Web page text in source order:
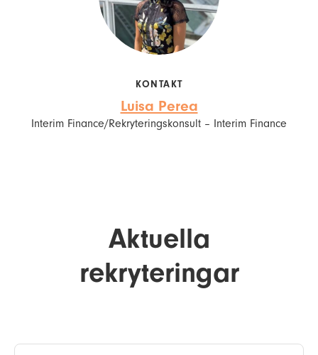
KONTAKT
Luisa Perea
Interim Finance/Rekryteringskonsult – Interim Finance
Aktuella
rekryteringar